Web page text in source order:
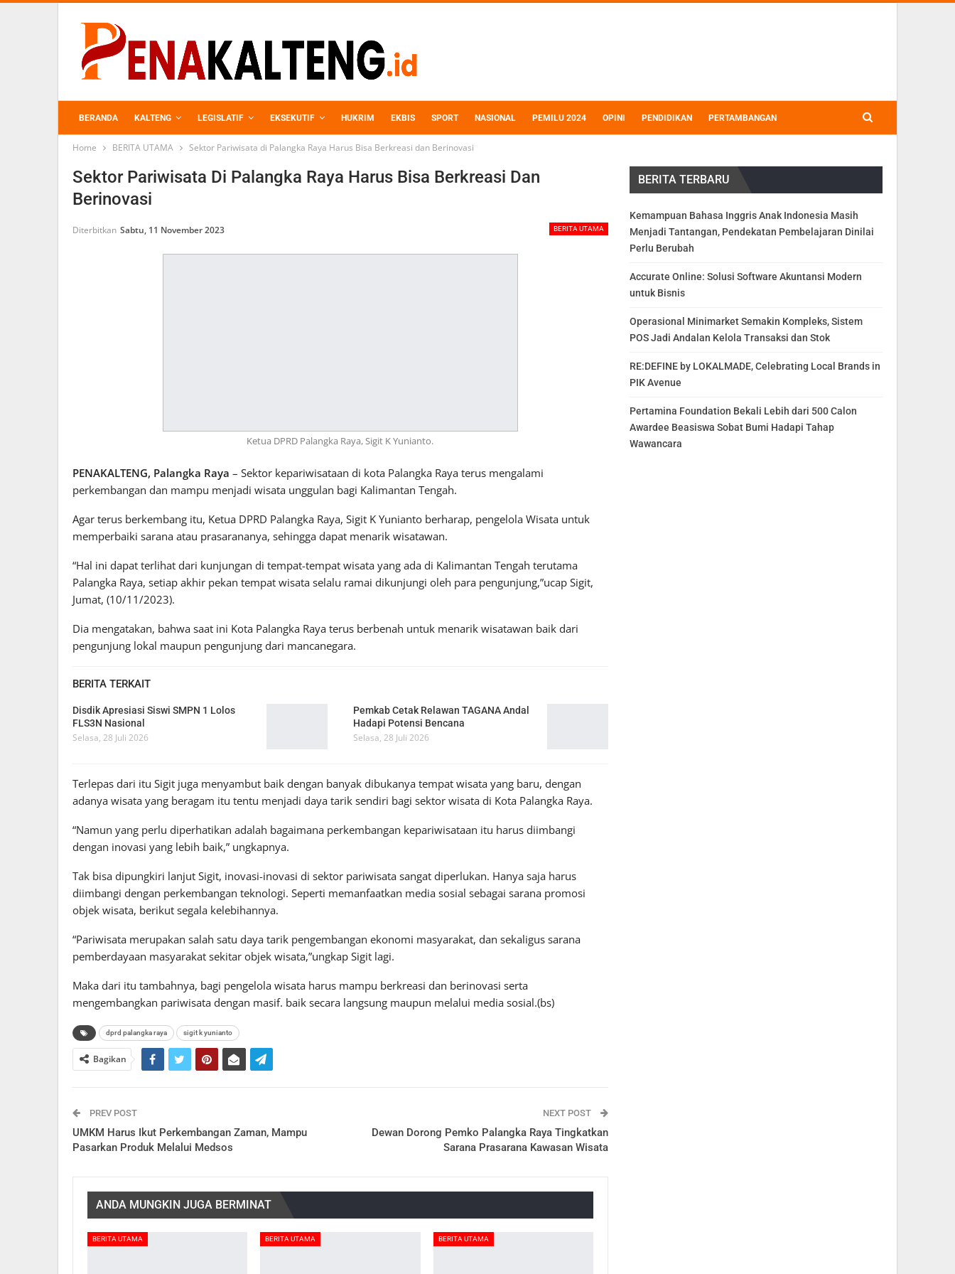
BERANDA KALTENG LEGISLATIF EKSEKUTIF HUKRIM EKBIS SPORT NASIONAL PEMILU 2024 OPINI PENDIDIKAN PERTAMBANGAN
PERKEBUNAN
Home BERITA UTAMA Sektor Pariwisata di Palangka Raya Harus Bisa Berkreasi dan Berinovasi
Sektor Pariwisata Di Palangka Raya Harus Bisa Berkreasi Dan
Berinovasi
BERITA UTAMA
Diterbitkan Sabtu, 11 November 2023
Ketua DPRD Palangka Raya, Sigit K Yunianto.
PENAKALTENG, Palangka Raya – Sektor kepariwisataan di kota Palangka Raya terus mengalami
perkembangan dan mampu menjadi wisata unggulan bagi Kalimantan Tengah.
Agar terus berkembang itu, Ketua DPRD Palangka Raya, Sigit K Yunianto berharap, pengelola Wisata untuk
memperbaiki sarana atau prasarananya, sehingga dapat menarik wisatawan.
“Hal ini dapat terlihat dari kunjungan di tempat-tempat wisata yang ada di Kalimantan Tengah terutama
Palangka Raya, setiap akhir pekan tempat wisata selalu ramai dikunjungi oleh para pengunjung,”ucap Sigit,
Jumat, (10/11/2023).
Dia mengatakan, bahwa saat ini Kota Palangka Raya terus berbenah untuk menarik wisatawan baik dari
pengunjung lokal maupun pengunjung dari mancanegara.
BERITA TERKAIT
Disdik Apresiasi Siswi SMPN 1 Lolos
FLS3N Nasional
Selasa, 28 Juli 2026
Pemkab Cetak Relawan TAGANA Andal
Hadapi Potensi Bencana
Selasa, 28 Juli 2026
Terlepas dari itu Sigit juga menyambut baik dengan banyak dibukanya tempat wisata yang baru, dengan
adanya wisata yang beragam itu tentu menjadi daya tarik sendiri bagi sektor wisata di Kota Palangka Raya.
“Namun yang perlu diperhatikan adalah bagaimana perkembangan kepariwisataan itu harus diimbangi
dengan inovasi yang lebih baik,” ungkapnya.
Tak bisa dipungkiri lanjut Sigit, inovasi-inovasi di sektor pariwisata sangat diperlukan. Hanya saja harus
diimbangi dengan perkembangan teknologi. Seperti memanfaatkan media sosial sebagai sarana promosi
objek wisata, berikut segala kelebihannya.
“Pariwisata merupakan salah satu daya tarik pengembangan ekonomi masyarakat, dan sekaligus sarana
pemberdayaan masyarakat sekitar objek wisata,”ungkap Sigit lagi.
Maka dari itu tambahnya, bagi pengelola wisata harus mampu berkreasi dan berinovasi serta
mengembangkan pariwisata dengan masif. baik secara langsung maupun melalui media sosial.(bs)
dprd palangka raya sigit k yunianto
Bagikan
PREV POST
UMKM Harus Ikut Perkembangan Zaman, Mampu
Pasarkan Produk Melalui Medsos
NEXT POST
Dewan Dorong Pemko Palangka Raya Tingkatkan
Sarana Prasarana Kawasan Wisata
ANDA MUNGKIN JUGA BERMINAT
BERITA UTAMA BERITA UTAMA BERITA UTAMA
BERITA TERBARU
Kemampuan Bahasa Inggris Anak Indonesia Masih
Menjadi Tantangan, Pendekatan Pembelajaran Dinilai
Perlu Berubah
Accurate Online: Solusi Software Akuntansi Modern
untuk Bisnis
Operasional Minimarket Semakin Kompleks, Sistem
POS Jadi Andalan Kelola Transaksi dan Stok
RE:DEFINE by LOKALMADE, Celebrating Local Brands in
PIK Avenue
Pertamina Foundation Bekali Lebih dari 500 Calon
Awardee Beasiswa Sobat Bumi Hadapi Tahap
Wawancara